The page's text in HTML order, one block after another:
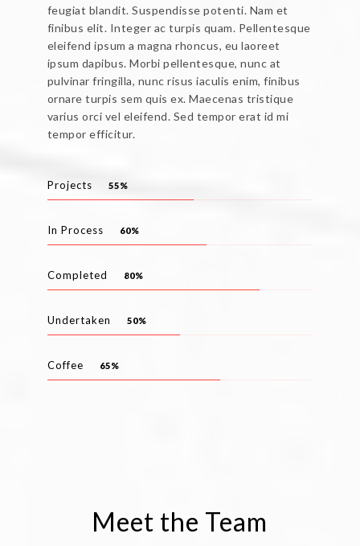
feugiat blandit. Suspendisse potenti. Nam et
finibus elit. Integer ac turpis quam. Pellentesque
eleifend ipsum a magna rhoncus, eu laoreet
ipsum dapibus. Morbi pellentesque, nunc at
pulvinar fringilla, nunc risus iaculis enim, finibus
ornare turpis sem quis ex. Maecenas tristique
varius orci vel eleifend. Sed tempor erat id mi
tempor efficitur.
Projects 55%
In Process 60%
Completed 80%
Undertaken 50%
Coffee 65%
Meet the Team